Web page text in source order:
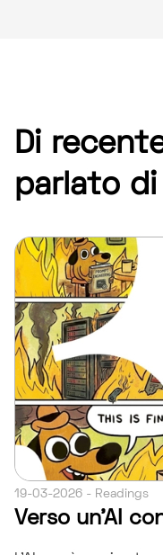
Di
parlato di
19-03-2026 - Readings
Verso un’AI